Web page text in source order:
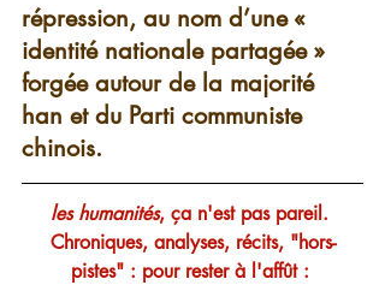
répression, au nom d’une «
identité nationale partagée »
forgée autour de la majorité
han et du Parti communiste
chinois.
les humanités, ça n'est pas pareil.
Chroniques, analyses, récits, "hors-
pistes" : pour rester à l'affût :